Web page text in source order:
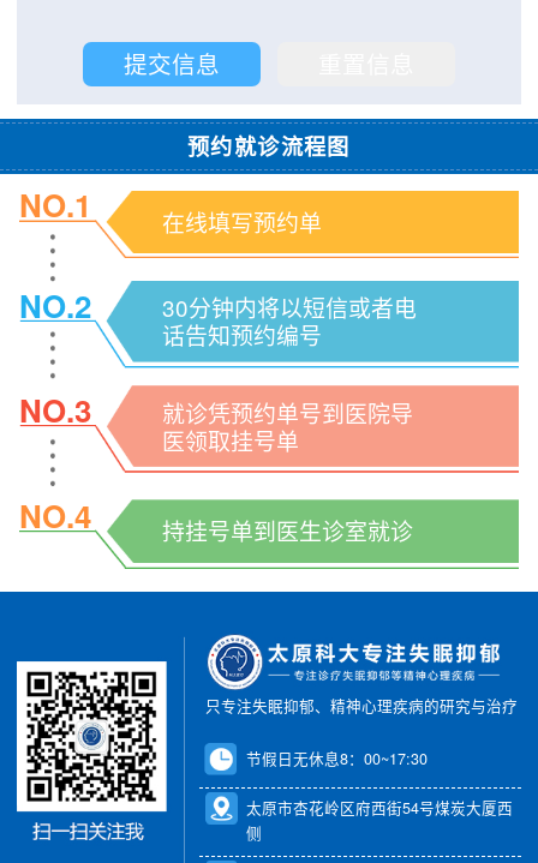
预约就诊流程图
NO.1 在线填写预约单
NO.2
30分钟内将以短信或者电
话告知预约编号
NO.3
就诊凭预约单号到医院导
医领取挂号单
NO.4 持挂号单到医生诊室就诊
只专注失眠抑郁、精神心理疾病的研究与治疗
节假日无休息8：00~17:30
太原市杏花岭区府西街54号煤炭大厦西
侧